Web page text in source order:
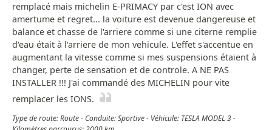
remplacé mais michelin E-PRIMACY par c'est ION avec
amertume et regret... la voiture est devenue dangereuse et
balance et chasse de l'arriere comme si une citerne remplie
d'eau était à l'arriere de mon vehicule. L'effet s'accentue en
augmentant la vitesse comme si mes suspensions étaient à
changer, perte de sensation et de controle. A NE PAS
INSTALLER !!! J'ai commandé des MICHELIN pour vite
remplacer les IONS.
Type de route: Route - Conduite: Sportive - Véhicule: TESLA MODEL 3 -